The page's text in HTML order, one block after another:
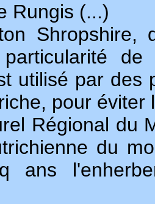
Rungis (...)
Shropshire,
utilisé par des
pour éviter
Régional du
du
ans